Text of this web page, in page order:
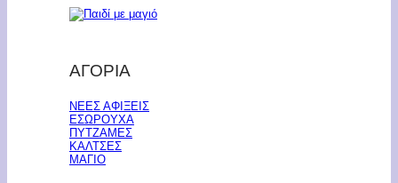
ΑΓΟΡΙΑ
ΝΕΕΣ ΑΦΙΞΕΙΣ
ΕΣΩΡΟΥΧΑ
ΠΥΤΖΑΜΕΣ
ΚΑΛΤΣΕΣ
ΜΑΓΙΟ